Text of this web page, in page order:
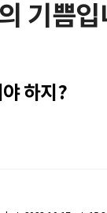
기쁨
하지?